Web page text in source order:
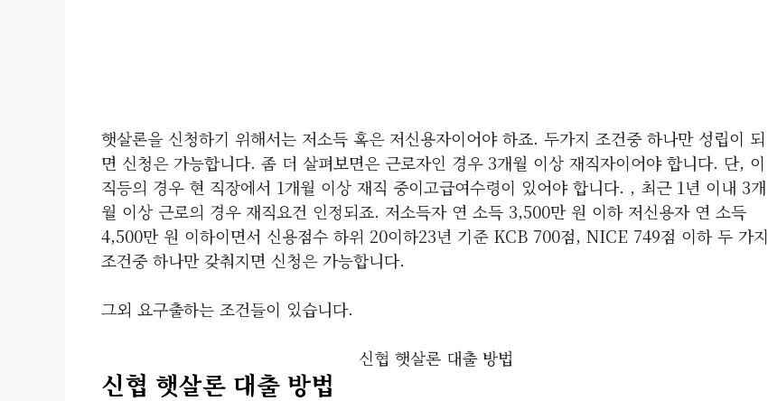
햇살론을 신청하기 위해서는 저소득 혹은 저신용자이어야 하죠. 두가지 조건중 하나만 성립이 되
면 신청은 가능합니다. 좀 더 살펴보면은 근로자인 경우 3개월 이상 재직자이어야 합니다. 단, 이
직등의 경우 현 직장에서 1개월 이상 재직 중이고급여수령이 있어야 합니다. , 최근 1년 이내 3개
월 이상 근로의 경우 재직요건 인정되죠. 저소득자 연 소득 3,500만 원 이하 저신용자 연 소득
4,500만 원 이하이면서 신용점수 하위 20이하23년 기준 KCB 700점, NICE 749점 이하 두 가지
조건중 하나만 갖춰지면 신청은 가능합니다.
그외 요구출하는 조건들이 있습니다.
신협 햇살론 대출 방법
신협 햇살론 대출 방법